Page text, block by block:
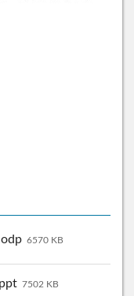
6570 KB
7502 KB